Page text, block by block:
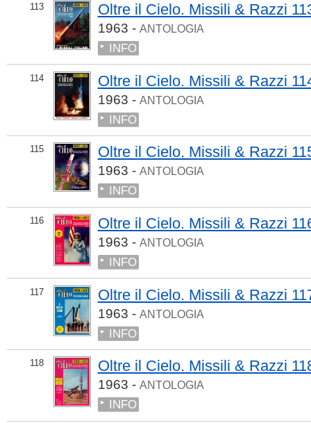
113 Oltre il Cielo. Missili & Razzi
1963 - ANTOLOGIA
INFO
114 Oltre il Cielo. Missili & Razzi
1963 - ANTOLOGIA
INFO
115 Oltre il Cielo. Missili & Razzi
1963 - ANTOLOGIA
INFO
116 Oltre il Cielo. Missili & Razzi
1963 - ANTOLOGIA
INFO
117 Oltre il Cielo. Missili & Razzi
1963 - ANTOLOGIA
INFO
118 Oltre il Cielo. Missili & Razzi
1963 - ANTOLOGIA
INFO